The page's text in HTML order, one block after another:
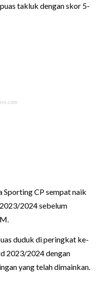
takluk dengan skor 5-
Sporting CP sempat naik
2024 sebelum
duduk di peringkat ke-
2023/2024 dengan
yang telah dimainkan.